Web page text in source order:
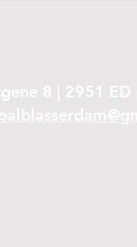
8 | 2951